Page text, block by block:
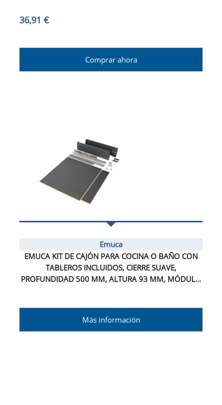
36,91 €
Comprar ahora
Emuca
EMUCA KIT DE CAJÓN PARA COCINA O BAÑO CON
TABLEROS INCLUIDOS, CIERRE SUAVE,
PROFUNDIDAD 500 MM, ALTURA 93 MM, MÓDULO
Más información